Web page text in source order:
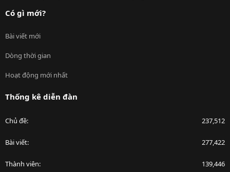
Có gì mới?
Bài viết mới
Dòng thời gian
Hoạt động mới nhất
Thống kê diễn đàn
Chủ đề 237,512
Bài viết 277,422
Thành viên 139,446